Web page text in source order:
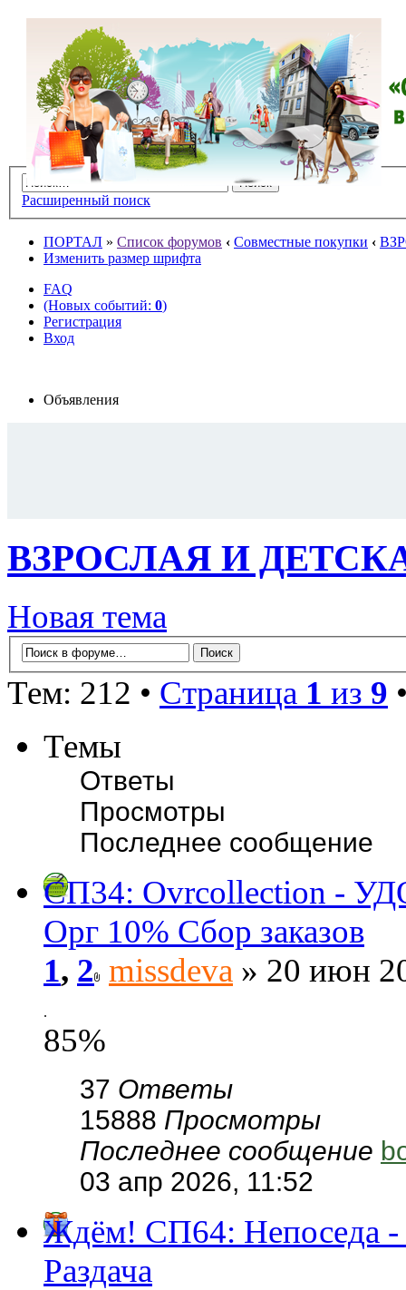
Расширенный поиск
ПОРТАЛ » Список форумов ‹ Совместные покупки ‹
Изменить размер шрифта
FAQ
(Новых событий: 0)
Регистрация
Вход
Объявления
ВЗРОСЛАЯ И
Новая тема
Тем: 212 • Страница 1 из 9
Темы
Ответы
Просмотры
Последнее сообщение
СП34: Ovrcollection -
Орг 10% Сбор заказов
1, 2 missdeva » 20 июн
.
85%
37 Ответы
15888 Просмотры
Последнее сообщение
03 апр 2026, 11:52
Ждём! СП64: Непоседа
Раздача